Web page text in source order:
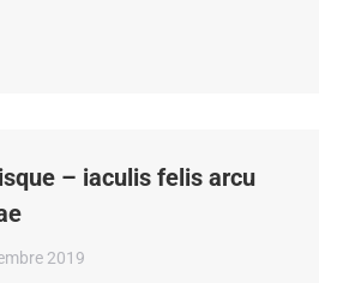
– iaculis felis arcu
2019